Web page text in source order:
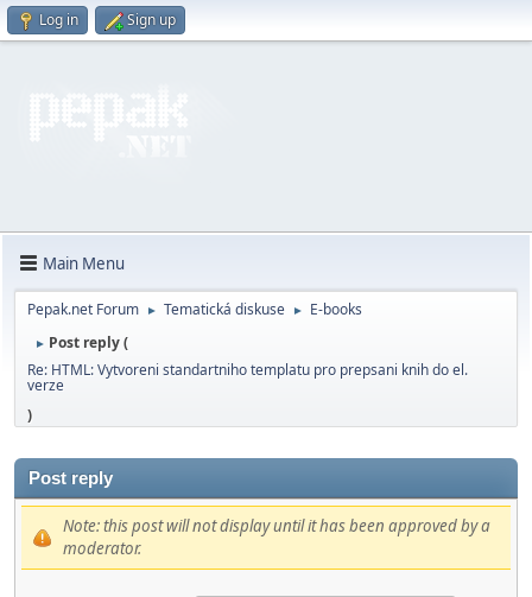
Log in Sign up
Main Menu
Pepak.net Forum ► Tematická diskuse ► E-books
► Post reply (
Re: HTML: Vytvoreni standartniho templatu pro prepsani knih do el.
verze
)
Post reply
Note: this post will not display until it has been approved by a
moderator.